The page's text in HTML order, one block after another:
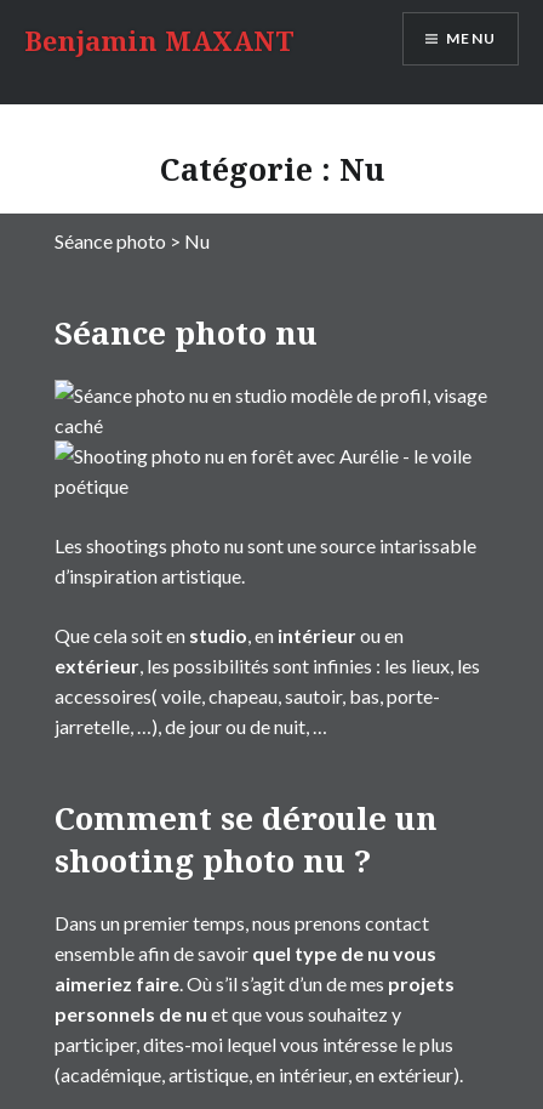
principal
Benjamin MAXANT MENU
Catégorie : Nu
Séance photo > Nu
Séance photo nu
Les shootings photo nusont une source intarissable
d’inspiration artistique.
Que cela soit en studio, en intérieurou en
extérieur, les possibilités sont infinies : les lieux, les
accessoires( voile, chapeau, sautoir, bas, porte-
jarretelle, …), de jour ou de nuit, …
Comment se déroule un
shooting photo nu ?
Dans un premier temps, nous prenons contact
ensemble afin de savoir quel type de nu vous
aimeriez faire. Où s’il s’agit d’un de mes projets
personnels de nu et que vous souhaitez y
participer, dites-moi lequel vous intéresse le plus
(académique, artistique, en intérieur, en extérieur).